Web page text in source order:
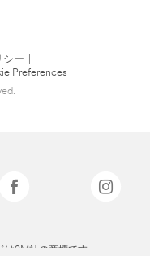
シー
Preferences
3M社の商標です。